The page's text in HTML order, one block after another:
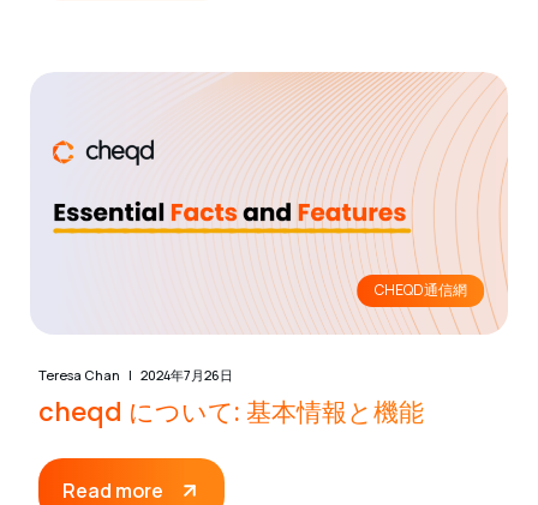
CHEQD通信網
cheqd について: 基本情報と機能
Read more
Teresa Chan 2024年7月26日